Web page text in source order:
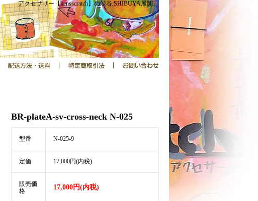
アクセサリー【kensscratch】の渋谷,SHIBUYA展開。
BR-plateA-sv-cross-neck N-025
型番 N-025-9
定価 17,000円(内税)
販売価
格
17,000円(内税)